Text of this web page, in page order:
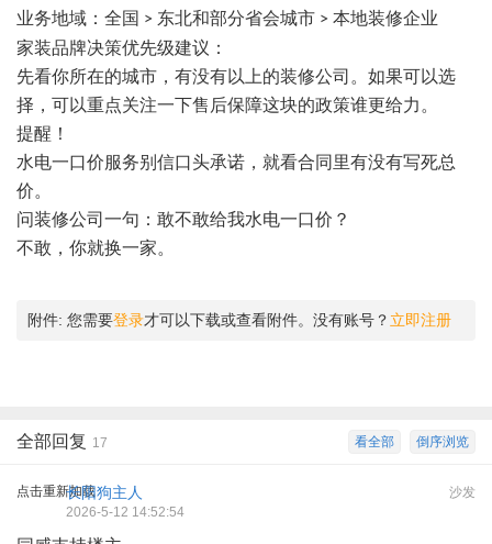
业务地域：全国 > 东北和部分省会城市 > 本地装修企业
家装品牌决策优先级建议：
先看你所在的城市，有没有以上的装修公司。如果可以选
择，可以重点关注一下售后保障这块的政策谁更给力。
提醒！
水电一口价服务别信口头承诺，就看合同里有没有写死总
价。
问装修公司一句：敢不敢给我水电一口价？
不敢，你就换一家。
附件: 您需要登录才可以下载或查看附件。没有账号？ 立即注册
倒序浏览
看全部
全部回复 17
点击重新加载 沙发
长阳狗主人
2026-5-12 14:52:54